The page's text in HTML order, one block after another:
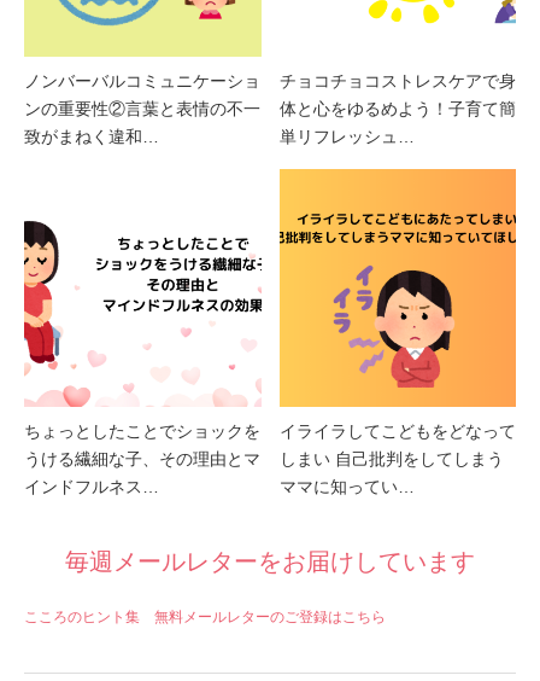
ノンバーバルコミュニケーショ
ンの重要性②言葉と表情の不一
致がまねく違和…
チョコチョコストレスケアで身
体と心をゆるめよう！子育て簡
単リフレッシュ…
ちょっとしたことでショックを
うける繊細な子、その理由とマ
インドフルネス…
イライラしてこどもをどなって
しまい 自己批判をしてしまう
ママに知ってい…
毎週メールレターをお届けしています
こころのヒント集 無料メールレターのご登録はこちら